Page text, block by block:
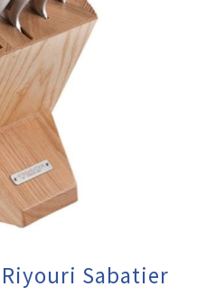
Sabatier